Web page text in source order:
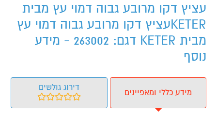
עציץ דקו מרובע גבוה דמוי עץ מבית
KETERעציץ דקו מרובע גבוה דמוי עץ
מבית KETER דגם: 263002 - מידע
נוסף
מידע כללי ומאפיינים
דירוג גולשים